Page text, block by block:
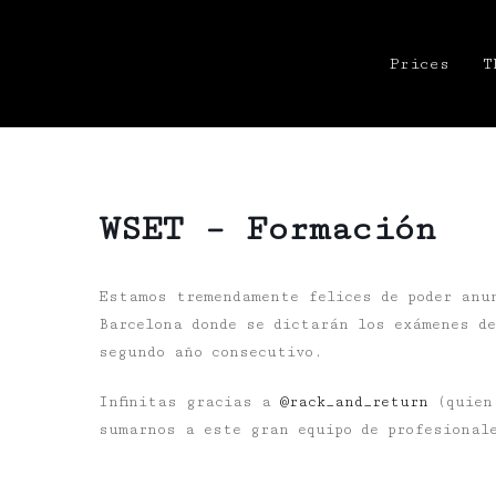
Prices
WSET – Formación
Estamos tremendamente felices de poder
Barcelona donde se dictarán los exámenes
segundo año consecutivo.
Infinitas gracias a @rack_and_return
sumarnos a este gran equipo de